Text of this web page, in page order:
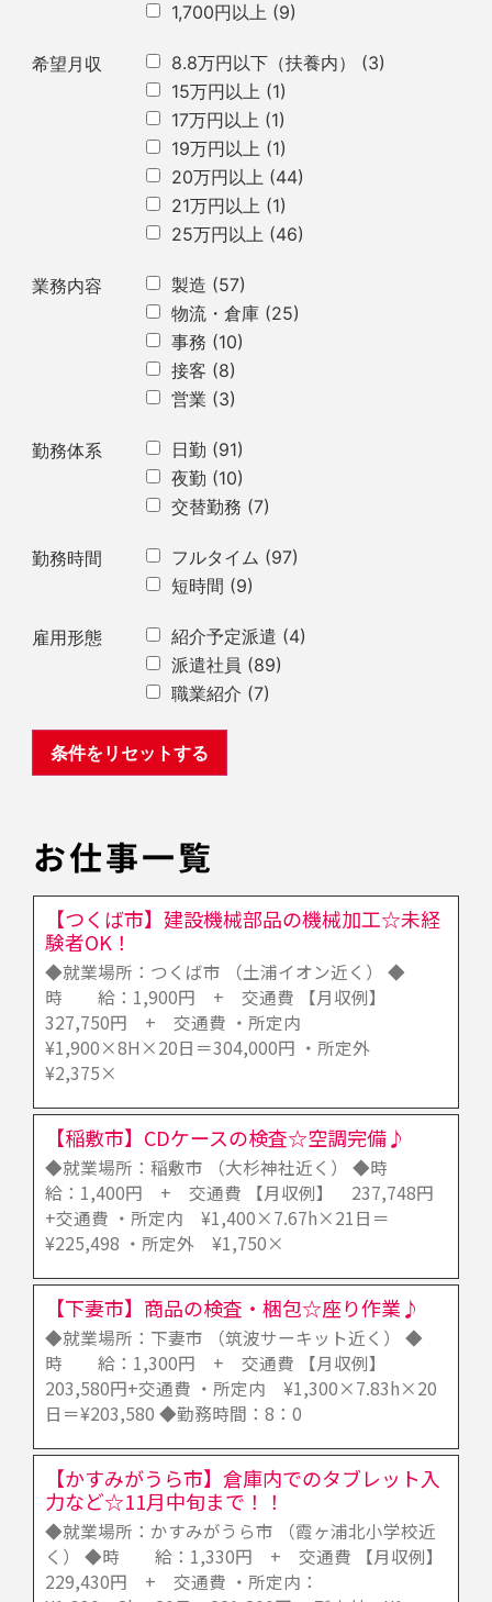
お仕事一覧
【つくば市】建設機械部品の機械加工☆未経
験者OK！
◆就業場所：つくば市 （土浦イオン近く） ◆
時 給：1,900円 + 交通費 【月収例】
327,750円 + 交通費 ・所定内
¥1,900×8H×20日＝304,000円 ・所定外
¥2,375×
【稲敷市】CDケースの検査☆空調完備♪
◆就業場所：稲敷市 （大杉神社近く） ◆時
給：1,400円 + 交通費 【月収例】 237,748円
+交通費 ・所定内 ¥1,400×7.67h×21日＝
¥225,498 ・所定外 ¥1,750×
【下妻市】商品の検査・梱包☆座り作業♪
◆就業場所：下妻市 （筑波サーキット近く） ◆
時 給：1,300円 + 交通費 【月収例】
203,580円+交通費 ・所定内 ¥1,300×7.83h×20
日＝¥203,580 ◆勤務時間：8：0
【かすみがうら市】倉庫内でのタブレット入
力など☆11月中旬まで！！
◆就業場所：かすみがうら市 （霞ヶ浦北小学校近
く） ◆時 給：1,330円 + 交通費 【月収例】
229,430円 + 交通費 ・所定内：
1,700円以上 (9)
希望月収 8.8万円以下（扶養内）
(3)
15万円以上 (1)
17万円以上 (1)
19万円以上 (1)
20万円以上 (44)
21万円以上 (1)
25万円以上 (46)
業務内容 製造 (57)
物流・倉庫 (25)
事務 (10)
接客 (8)
営業 (3)
勤務体系 日勤 (91)
夜勤 (10)
交替勤務 (7)
勤務時間 フルタイム (97)
短時間 (9)
雇用形態 紹介予定派遣 (4)
派遣社員 (89)
職業紹介 (7)